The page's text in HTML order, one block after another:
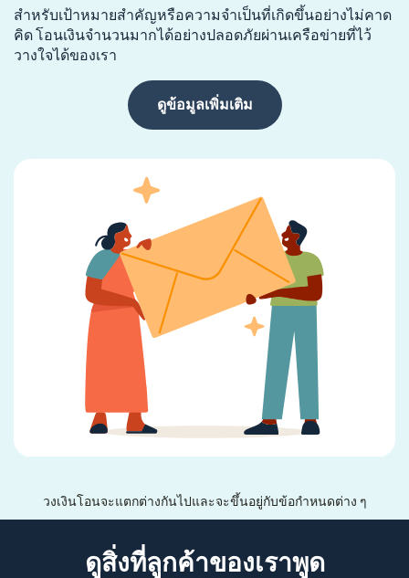
สำหรับเป้าหมายสำคัญหรือความจำเป็นที่เกิดขึ้นอย่างไม่คาด
คิด โอนเงินจำนวนมากได้อย่างปลอดภัยผ่านเครือข่ายที่ไว้
วางใจได้ของเรา
ดูข้อมูลเพิ่มเติม
วงเงินโอนจะแตกต่างกันไปและจะขึ้นอยู่กับข้อกำหนดต่าง ๆ
ดูสิ่งที่ลูกค้าของเราพูด